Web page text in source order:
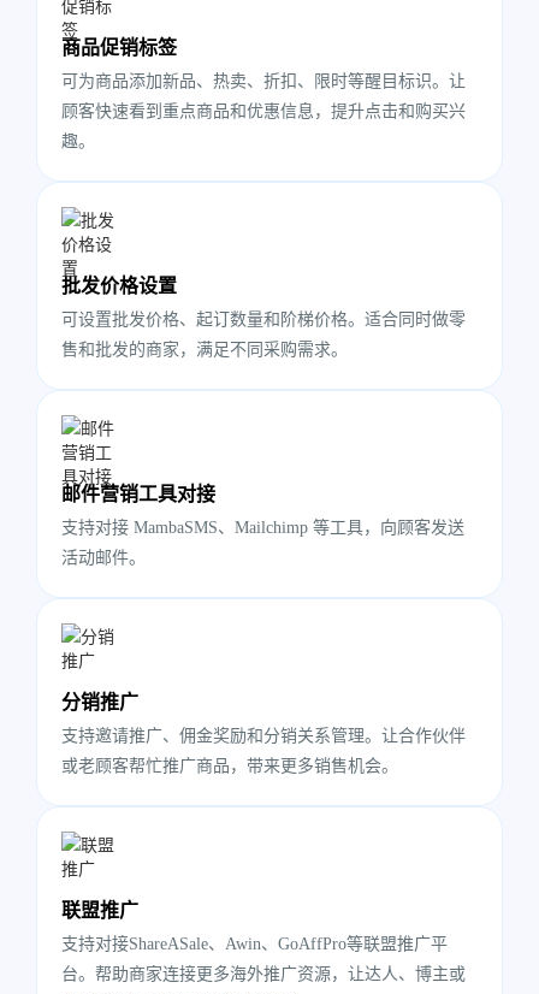
商品促销标签
可为商品添加新品、热卖、折扣、限时等醒目标识。让
顾客快速看到重点商品和优惠信息，提升点击和购买兴
趣。
批发价格设置
可设置批发价格、起订数量和阶梯价格。适合同时做零
售和批发的商家，满足不同采购需求。
邮件营销工具对接
支持对接 MambaSMS、Mailchimp 等工具，向顾客发送
活动邮件。
分销推广
支持邀请推广、佣金奖励和分销关系管理。让合作伙伴
或老顾客帮忙推广商品，带来更多销售机会。
联盟推广
支持对接ShareASale、Awin、GoAffPro等联盟推广平
台。帮助商家连接更多海外推广资源，让达人、博主或